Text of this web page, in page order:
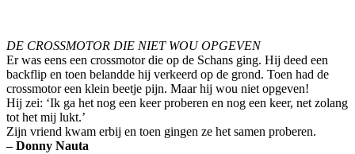
DE CROSSMOTOR DIE NIET WOU OPGEVEN
Er was eens een crossmotor die op de Schans ging. Hij deed een
backflip en toen belandde hij verkeerd op de grond. Toen had de
crossmotor een klein beetje pijn. Maar hij wou niet opgeven!
Hij zei: ‘Ik ga het nog een keer proberen en nog een keer, net zolang
tot het mij lukt.’
Zijn vriend kwam erbij en toen gingen ze het samen proberen.
– Donny Nauta